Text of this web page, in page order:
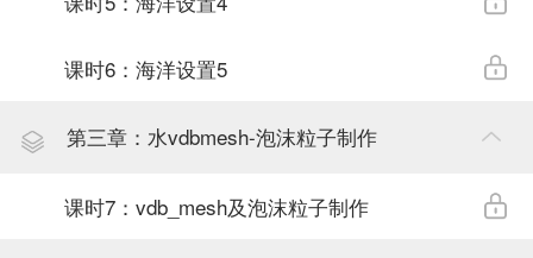
课时6：海洋设置5
第三章：水vdbmesh-泡沫粒子制作
课时7：vdb_mesh及泡沫粒子制作